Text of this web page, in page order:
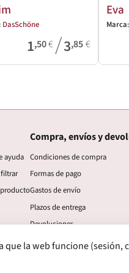
DasSchöne
1,50€/3,85€
Eva
Marca:
ayuda
Compra, envíos y
Condiciones de compra
Formas de pago
Gastos de envío
Plazos de entrega
Devoluciones
Garantía
la web funcione (sesión,